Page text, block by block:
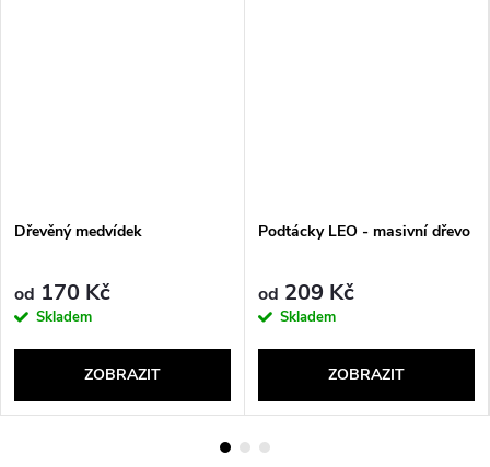
Dřevěný medvídek
od 170 Kč
Skladem
ZOBRAZIT
Podtácky LEO - masivní dřevo
od 209 Kč
Skladem
ZOBRAZIT